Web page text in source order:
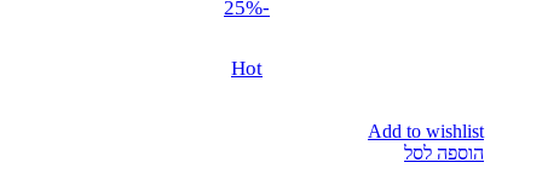
-25%
Hot
Add to wishlist
הוספה לסל